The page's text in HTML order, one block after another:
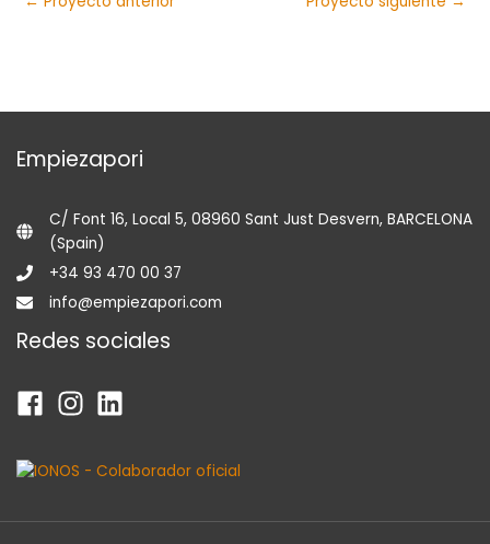
Empiezapori
C/ Font 16, Local 5, 08960 Sant Just Desvern, BARCELONA
(Spain)
+34 93 470 00 37
info@empiezapori.com
Redes sociales